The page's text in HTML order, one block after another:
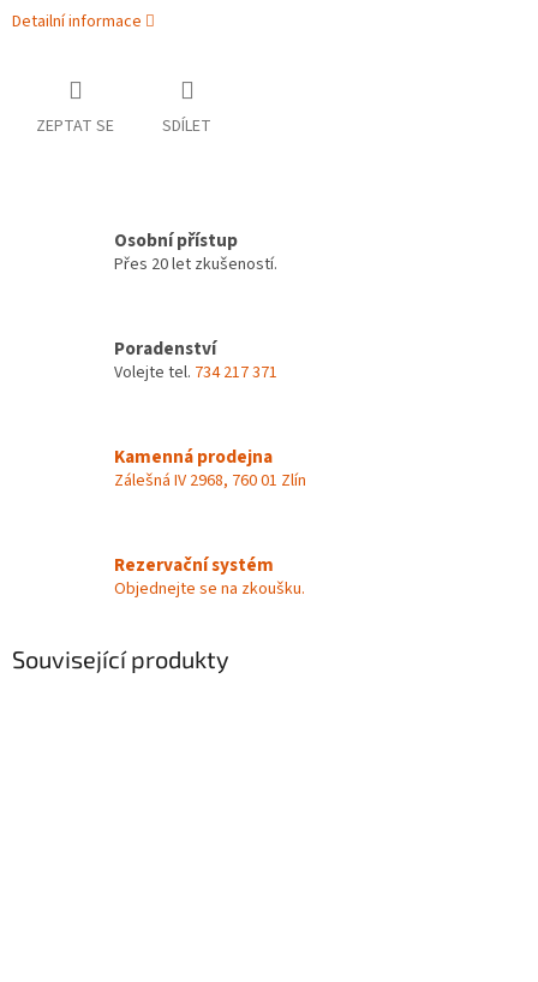
Detailní informace
ZEPTAT SE SDÍLET
Osobní přístup
Přes 20 let zkušeností.
Poradenství
Volejte tel. 734 217 371
Kamenná prodejna
Zálešná IV 2968, 760 01 Zlín
Rezervační systém
Objednejte se na zkoušku.
Související produkty